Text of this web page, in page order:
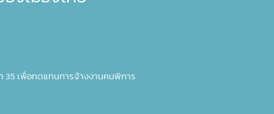
35 เพื่อทดแทนการจ้างงานคนพิการ